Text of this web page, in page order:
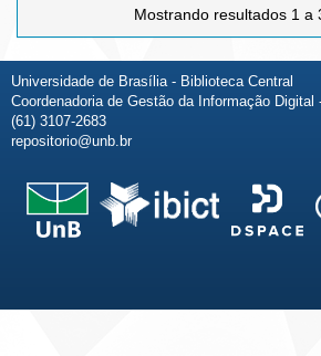
Mostrando resultados 1 a
Universidade de Brasília - Biblioteca Central
Coordenadoria de Gestão da Informação Digital
(61) 3107-2683
repositorio@unb.br